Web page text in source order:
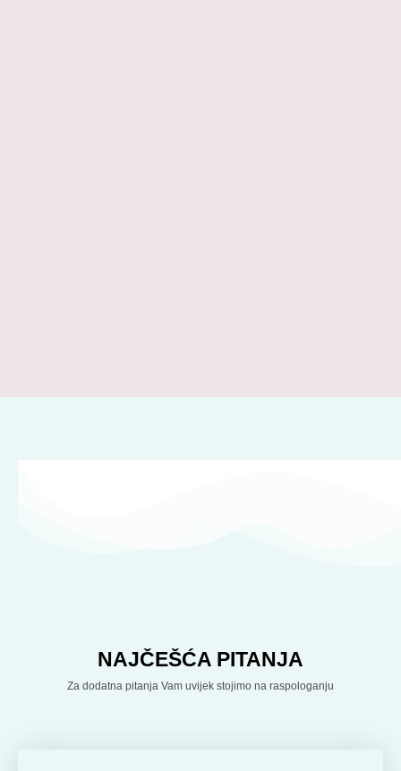
NAJČEŠĆA PITANJA
Za dodatna pitanja Vam uvijek stojimo na raspologanju